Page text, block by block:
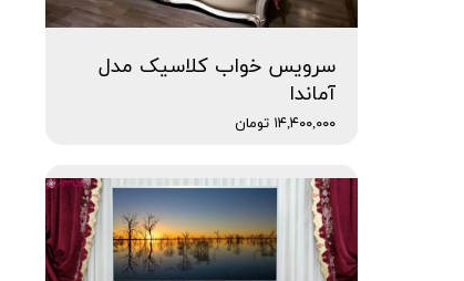
سرویس خواب کلاسیک مدل
آماندا
۱۴,۴۰۰,۰۰۰ تومان